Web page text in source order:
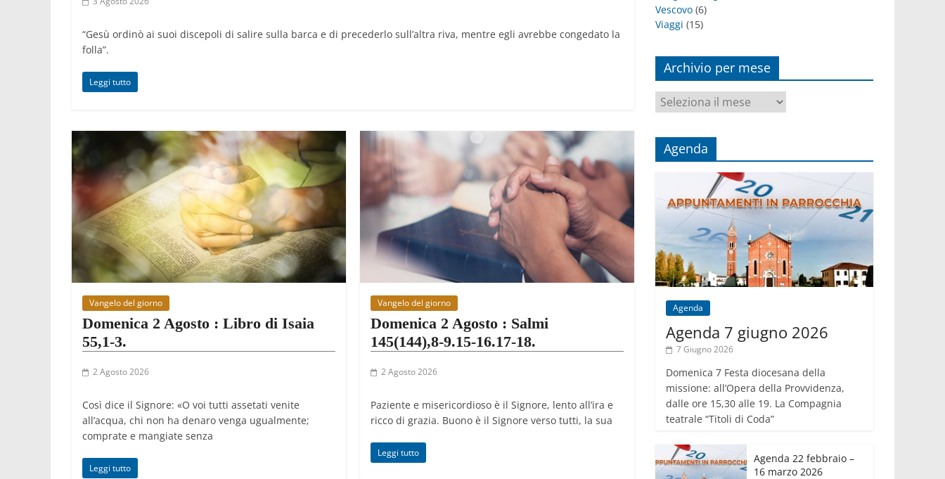
“Gesù ordinò ai suoi discepoli di salire sulla barca e di precederlo sull’altra riva, mentre egli avrebbe congedato la
folla”.
Leggi tutto
Vangelo del giorno
Domenica 2 Agosto : Libro di Isaia
55,1-3.
2 Agosto 2026
Così dice il Signore: «O voi tutti assetati venite
all’acqua, chi non ha denaro venga ugualmente;
comprate e mangiate senza
Leggi tutto
Vangelo del giorno
Domenica 2 Agosto : Salmi
145(144),8-9.15-16.17-18.
2 Agosto 2026
Paziente e misericordioso è il Signore, lento all’ira e
ricco di grazia. Buono è il Signore verso tutti, la sua
Leggi tutto
Vescovo (6)
Viaggi (15)
Archivio per mese
Archivio
per
Agenda
Agenda
Agenda 7 giugno 2026
7 Giugno 2026
Domenica 7 Festa diocesana della
missione: all’Opera della Provvidenza,
dalle ore 15,30 alle 19. La Compagnia
teatrale “Titoli di Coda”
Agenda 22 febbraio –
16 marzo 2026